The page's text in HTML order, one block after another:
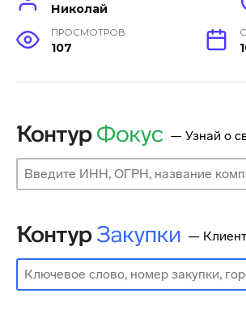
Николай
ПРОСМОТРОВ
107